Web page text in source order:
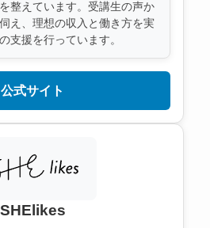
整えています。受講生の声か
え、理想の収入と働き方を実
支援を行っています。
公式サイト
SHElikes